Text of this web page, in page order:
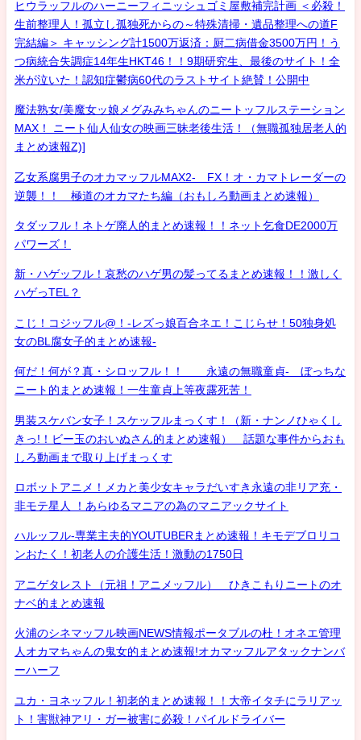
ヒウラッフルのハーニーフィニッシュゴミ屋敷補完計画 ＜必殺！
生前整理人！孤立し孤独死からの～特殊清掃・遺品整理への道F
完結編＞ キャッシング計1500万返済：厨二病借金3500万円！う
つ病統合失調症14年生HKT46！！9期研究生、最後のサイト！全
米が泣いた！認知症鬱病60代のラストサイト絶賛！公開中
魔法熟女/美魔女ッ娘メグみみちゃんのニートッフルステーション
MAX！ ニート仙人仙女の映画三昧老後生活！（無職孤独居老人的
まとめ速報Z)]
乙女系腐男子のオカマッフルMAX2- FX！オ・カマトレーダーの
逆襲！！ 極道のオカマたち編（おもしろ動画まとめ速報）
タダッフル！ネトゲ廃人的まとめ速報！！ネット乞食DE2000万
パワーズ！
新・ハゲッフル！哀愁のハゲ男の髪ってるまとめ速報！！激しく
ハゲっTEL？
こじ！コジッフル@！-レズっ娘百合ネエ！こじらせ！50独身処
女のBL腐女子的まとめ速報-
何だ！何が？真・シロッフル！！ 永遠の無職童貞- ぼっちな
ニート的まとめ速報！一生童貞上等夜露死苦！
男装スケバン女子！スケッフルまっくす！（新・ナンノひゃくし
きっ!！ビー玉のおいぬさん的まとめ速報） 話題な事件からおも
しろ動画まで取り上げまっくす
ロボットアニメ！メカと美少女キャラだいすき永遠の非リア充・
非モテ星人 ！あらゆるマニアの為のマニアックサイト
ハルッフル-専業主夫的YOUTUBERまとめ速報！キモデブロリコ
ンおたく！初老人の介護生活！激動の1750日
アニゲタレスト（元祖！アニメッフル） ひきこもりニートのオ
ナベ的まとめ速報
火浦のシネマッフル映画NEWS情報ポータブルの杜！オネエ管理
人オカマちゃんの鬼女的まとめ速報!オカマッフルアタックナンバ
ーハーフ
ユカ・ヨネッフル！初老的まとめ速報！！大帝イタチにラリアッ
ト！害獣神アリ・ガー被害に必殺！パイルドライバー